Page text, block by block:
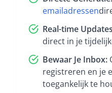
emailadressen
Real-time
direct in je
Bewaar Je Inbox:
registreren en je
toegankelijk te